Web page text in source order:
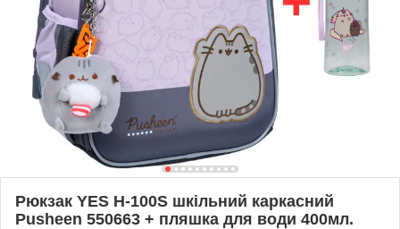
Рюкзак YES H-100S шкільний каркасний
Pusheen 550663 + пляшка для води 400мл.